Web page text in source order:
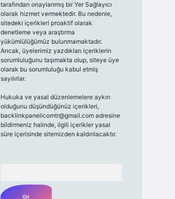
tarafından onaylanmış bir Yer Sağlayıcı
olarak hizmet vermektedir. Bu nedenle,
sitedeki içerikleri proaktif olarak
denetleme veya araştırma
yükümlülüğümüz bulunmamaktadır.
Ancak, üyelerimiz yazdıkları içeriklerin
sorumluluğunu taşımakta olup, siteye üye
olarak bu sorumluluğu kabul etmiş
sayılırlar.
Hukuka ve yasal düzenlemelere aykırı
olduğunu düşündüğünüz içerikleri,
backlinkpanelicomtr@gmail.comadresine
bildirmeniz halinde, ilgili içerikler yasal
süre içerisinde sitemizden kaldırılacaktır.